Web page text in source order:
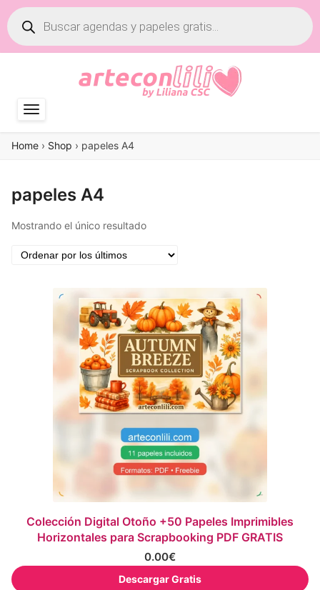
Búsqueda
de
productos
Home › Shop › papeles A4
papeles A4
Mostrando el único resultado
Colección Digital Otoño +50 Papeles Imprimibles
Horizontales para Scrapbooking PDF GRATIS
0.00€
Descargar Gratis